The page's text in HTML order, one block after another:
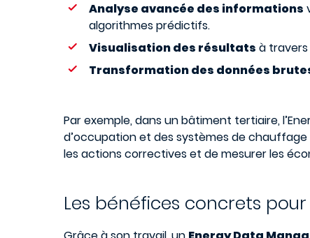
Analyse avancée des informations
algorithmes prédictifs.
Visualisation des résultats à travers
Transformation des données
Par exemple, dans un bâtiment tertiaire,
d’occupation et des systèmes de
les actions correctives et de mesurer les
Les bénéfices concrets